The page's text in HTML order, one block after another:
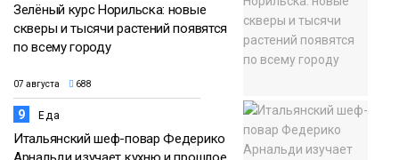
Зелёный курс Норильска: новые
скверы и тысячи растений появятся
по всему городу
07 августа 688
9 Еда
Итальянский шеф-повар Федерико